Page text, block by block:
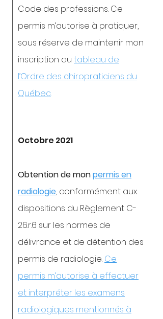
Code des professions. Ce
permis m’autorise à pratiquer,
sous réserve de maintenir mon
inscription au tableau de
l’Ordre des chiropraticiens du
Québec.
Octobre 2021
Obtention de monpermis en
radiologie, conformément aux
dispositions du Règlement C-
26.r.6 sur les normes de
délivrance et de détention des
permis de radiologie. Ce
permis m’autorise à effectuer
et interpréter les examens
radiologiques mentionnés à